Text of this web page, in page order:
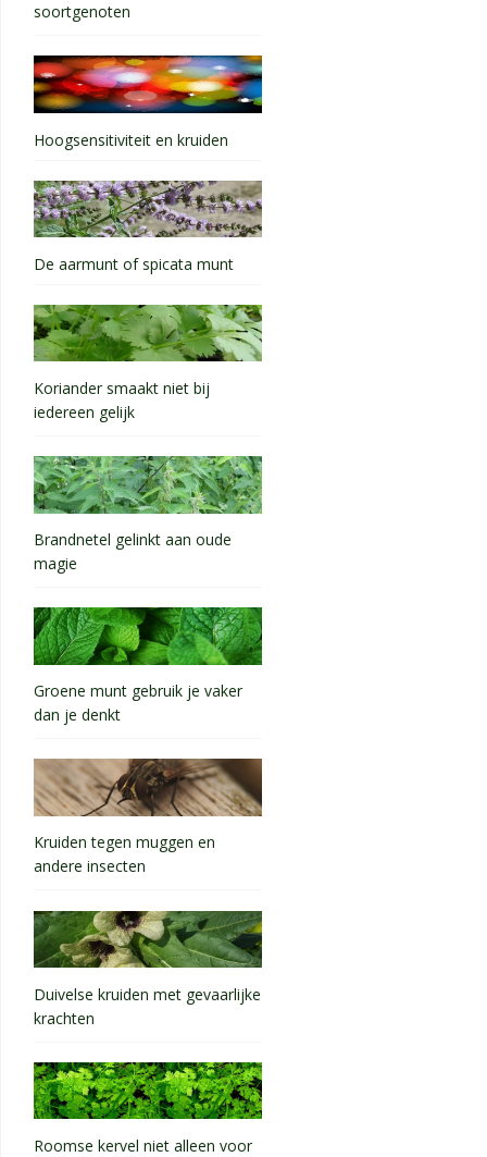
soortgenoten
Hoogsensitiviteit en kruiden
De aarmunt of spicata munt
Koriander smaakt niet bij
iedereen gelijk
Brandnetel gelinkt aan oude
magie
Groene munt gebruik je vaker
dan je denkt
Kruiden tegen muggen en
andere insecten
Duivelse kruiden met gevaarlijke
krachten
Roomse kervel niet alleen voor